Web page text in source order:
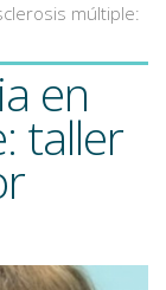
múltiple:
en
taller